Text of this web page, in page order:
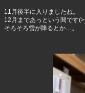
11月後半に入りましたね。
12月まであっという間です
そろそろ雪が降るとか…。